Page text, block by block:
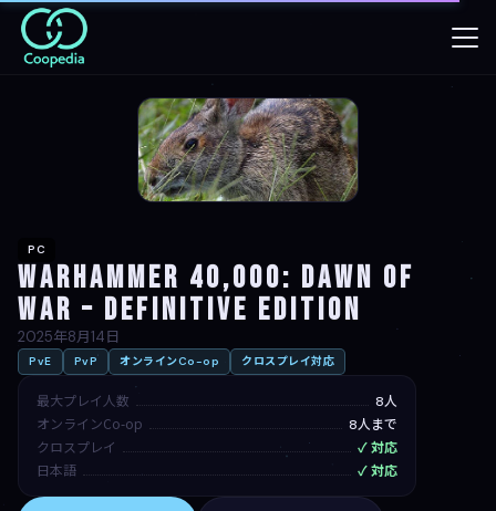
PC
Warhammer 40,000: Dawn of
War – Definitive Edition
2025年8月14日
PvE PvP オンラインCo-op クロスプレイ対応
最大プレイ人数 8人
オンラインCo-op 8人まで
クロスプレイ ✓ 対応
日本語 ✓ 対応